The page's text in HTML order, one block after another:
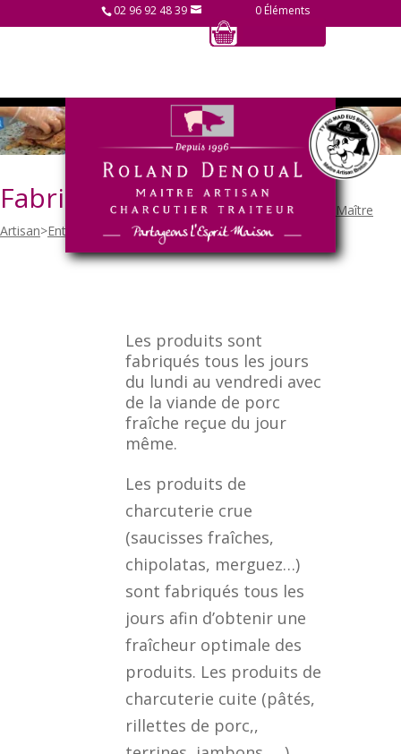
02 96 92 48 39 0 Éléments
Fabrication
Charcuterie Roland Denoual - Maître
Artisan>Entreprise>Fabrication
Les produits sont
fabriqués tous les jours
du lundi au vendredi avec
de la viande de porc
fraîche reçue du jour
même.
Les produits de
charcuterie crue
(saucisses fraîches,
chipolatas, merguez…)
sont fabriqués tous les
jours afin d’obtenir une
fraîcheur optimale des
produits. Les produits de
charcuterie cuite (pâtés,
rillettes de porc,,